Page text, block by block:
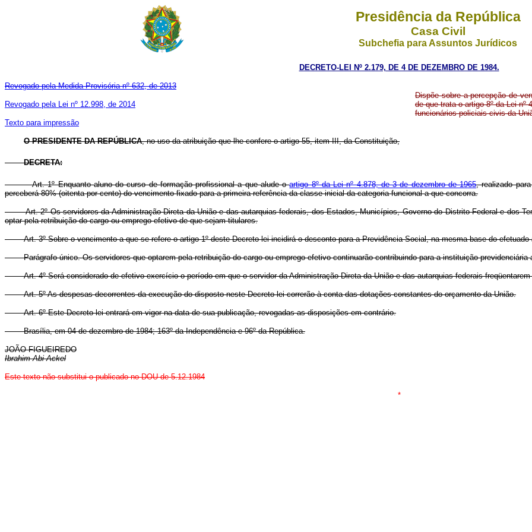
Presidência da República
Casa Civil
Subchefia para Assuntos Jurídicos
DECRETO-LEI Nº 2.179, DE 4 DE DEZEMBRO DE 1984.
Revogado pela Medida Provisória nº 632, de 2013
Revogado pela Lei nº 12.998, de 2014
Texto para impressão
Dispõe sobre a percepção de
de que trata o artigo 8º da Lei
funcionários policiais civis da
O PRESIDENTE DA REPÚBLICA, no uso da atribuição que lhe confere o artigo 55, item III, da Constituição,
DECRETA:
Art. 1º Enquanto aluno do curso de formação profissional a que alude oartigo 8º da Lei nº 4.878, de 3 de dezembro de 1965, realizado
perceberá 80% (oitenta por cento) do vencimento fixado para a primeira referência da classe inicial da categoria funcional a que concorra.
Art. 2º Os servidores da Administração Direta da União e das autarquias federais, dos Estados, Municípios, Governo do Distrito Federal e dos
optar pela retribuição do cargo ou emprego efetivo de que sejam titulares.
Art. 3º Sobre o vencimento a que se refere o artigo 1º deste Decreto-lei incidirá o desconto para a Previdência Social, na mesma base do
Parágrafo único. Os servidores que optarem pela retribuição do cargo ou emprego efetivo continuarão contribuindo para a instituição previdenciária
Art. 4º Será considerado de efetivo exercício o período em que o servidor da Administração Direta da União e das autarquias federais
Art. 5º As despesas decorrentes da execução do disposto neste Decreto-lei correrão à conta das dotações constantes do orçamento da União.
Art. 6º Este Decreto-lei entrará em vigor na data de sua publicação, revogadas as disposições em contrário.
Brasília, em 04 de dezembro de 1984; 163º da Independência e 96º da República.
JOÃO FIGUEIREDO
Ibrahim Abi-Ackel
Este texto não substitui o publicado no DOU de 5.12.1984
*